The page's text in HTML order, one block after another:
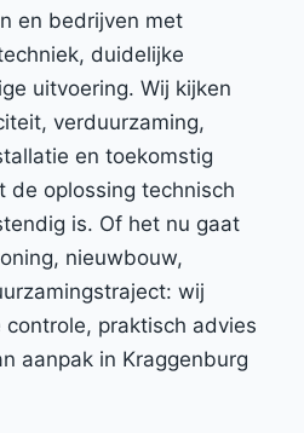
en bedrijven met
duidelijke
uitvoering. Wij kijken
verduurzaming,
en toekomstig
de oplossing technisch
is. Of het nu gaat
nieuwbouw,
wij
praktisch advies
aanpak in Kraggenburg